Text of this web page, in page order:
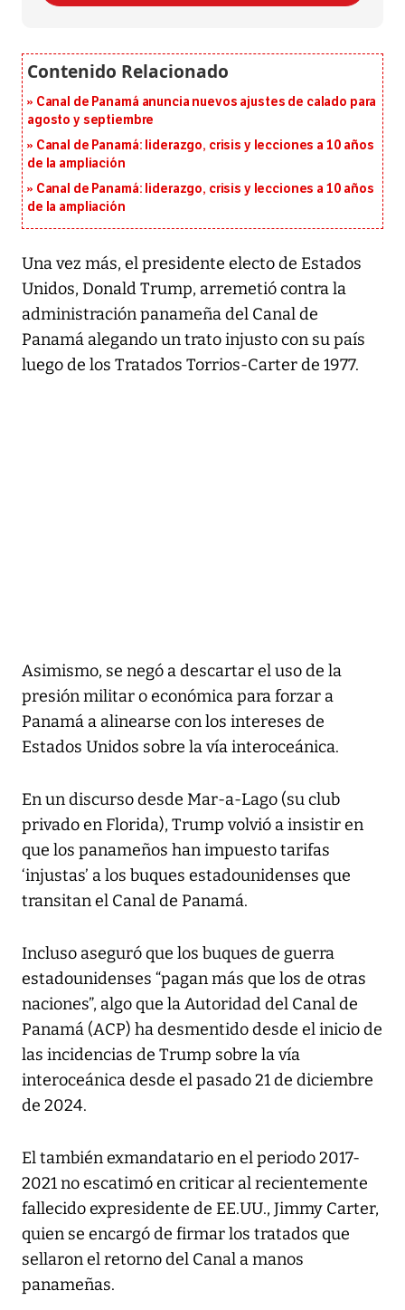
Canal de Panamá anuncia nuevos ajustes de calado para
agosto y septiembre
Canal de Panamá: liderazgo, crisis y lecciones a 10 años
de la ampliación
Canal de Panamá: liderazgo, crisis y lecciones a 10 años
de la ampliación
Una vez más, el presidente electo de Estados
Unidos, Donald Trump, arremetió contra la
administración panameña del Canal de
Panamá alegando un trato injusto con su país
luego de los Tratados Torrios-Carter de 1977.
Asimismo, se negó a descartar el uso de la
presión militar o económica para forzar a
Panamá a alinearse con los intereses de
Estados Unidos sobre la vía interoceánica.
En un discurso desde Mar-a-Lago (su club
privado en Florida), Trump volvió a insistir en
que los panameños han impuesto tarifas
‘injustas’ a los buques estadounidenses que
transitan el Canal de Panamá.
Incluso aseguró que los buques de guerra
estadounidenses “pagan más que los de otras
naciones”, algo que la Autoridad del Canal de
Panamá (ACP) ha desmentido desde el inicio de
las incidencias de Trump sobre la vía
interoceánica desde el pasado 21 de diciembre
de 2024.
El también exmandatario en el periodo 2017-
2021 no escatimó en criticar al recientemente
fallecido expresidente de EE.UU., Jimmy Carter,
quien se encargó de firmar los tratados que
sellaron el retorno del Canal a manos
panameñas.